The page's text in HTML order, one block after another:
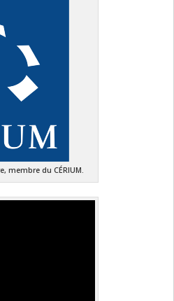
membre du CÉRIUM.